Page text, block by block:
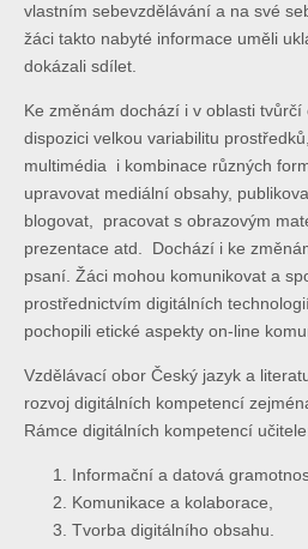
vlastním sebevzdělávání a na své
žáci takto nabyté informace uměli
dokázali sdílet.
Ke změnám dochází i v oblasti
dispozici velkou variabilitu
multimédia i kombinace různých
upravovat mediální obsahy,
blogovat, pracovat s obrazovým
prezentace atd. Dochází i ke
psaní. Žáci mohou komunikovat a
prostřednictvím digitálních
pochopili etické aspekty on-line
Vzdělávací obor Český jazyk a
rozvoj digitálních kompetencí
Rámce digitálních kompetencí
Informační a datová
Komunikace a kolaborace,
Tvorba digitálního obsahu.